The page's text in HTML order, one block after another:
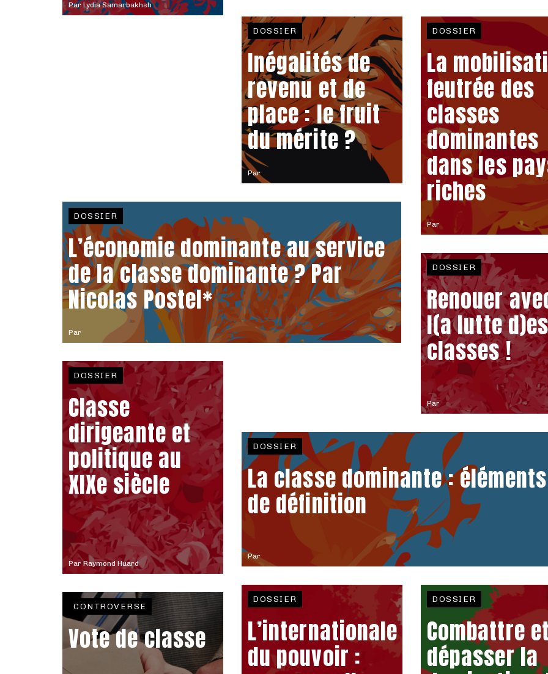
Par Lydia Samarbakhsh
Par
DOSSIER
Inégalités de
revenu et de
place : le fruit
du mérite ?
Par
DOSSIER
L’économie dominante au service
de la classe dominante ? Par
Nicolas Postel*
Par
DOSSIER
La
feutrée des
classes
dominantes
dans les
riches
Par
DOSSIER
Renouer
l(a lutte
classes !
ParRaymond Huard
DOSSIER
Classe
dirigeante et
politique au
XIXe siècle
Par
DOSSIER
La classe dominante : éléments
de définition
DOSSIER
L’internationale
du pouvoir :
DOSSIER
Combattre
dépasser la
CONTROVERSE
Vote de classe